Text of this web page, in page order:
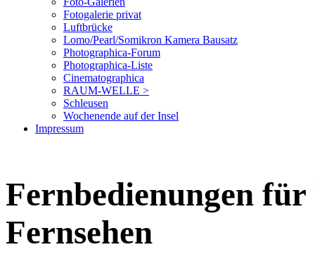
Fotogalerie privat
Luftbrücke
Lomo/Pearl/Somikron Kamera Bausatz
Photographica-Forum
Photographica-Liste
Cinematographica
RAUM-WELLE >
Schleusen
Wochenende auf der Insel
Impressum
Fernbedienungen
Fernsehen